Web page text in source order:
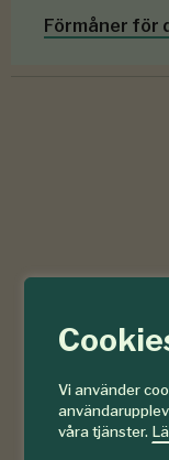
Vi använder
våra tjänster.
Förmåner för